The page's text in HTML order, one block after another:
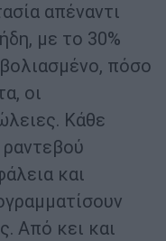
απέναντι
με το 30%
πόσο
οι
Κάθε
ραντεβού
και
Από κει και